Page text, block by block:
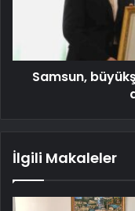
Samsun,
İlgili Makaleler